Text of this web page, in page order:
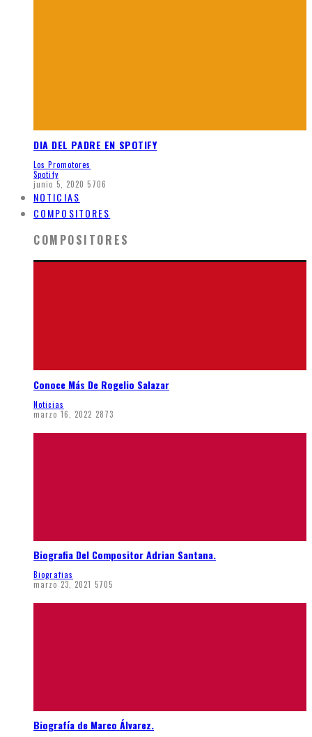
DIA DEL PADRE EN SPOTIFY
Los Promotores
Spotify
junio 5, 2020 5706
NOTICIAS
COMPOSITORES
COMPOSITORES
Conoce Más De Rogelio Salazar
Noticias
marzo 16, 2022 2873
Biografia Del Compositor Adrian Santana.
Biografias
marzo 23, 2021 5705
Biografía de Marco Álvarez.